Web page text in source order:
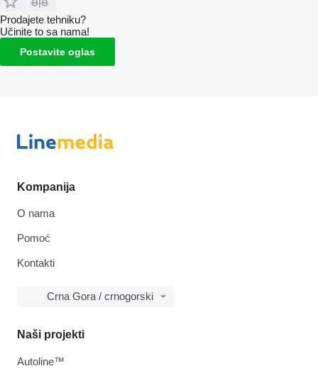
Prodajete tehniku?
Učinite to sa nama!
Postavite oglas
Kompanija
O nama
Pomoć
Kontakti
Crna Gora / crnogorski
Naši projekti
Autoline™